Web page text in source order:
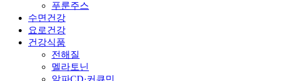
푸룬주스
수면건강
요로건강
건강식품
전해질
멜라토닌
알파CD·커큐민